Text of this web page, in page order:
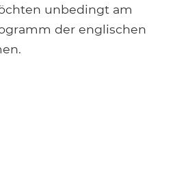
unbedingt am
der englischen